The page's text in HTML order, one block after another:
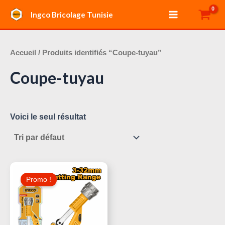
contenu
Ingco Bricolage Tunisie
Main
Menu
Accueil / Produits identifiés “Coupe-tuyau”
Coupe-tuyau
Voici le seul résultat
Promo !
Prix
Prix
Est :